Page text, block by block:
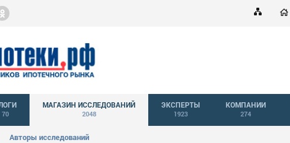
70
МАГАЗИН ИССЛЕДОВАНИЙ
2048
Авторы исследований
ЭКСПЕРТЫ
1923
КОМПАНИИ
274